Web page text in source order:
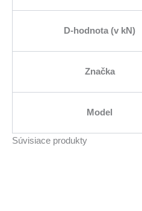
D-hodnota (v kN)
Značka
Model
Súvisiace produkty